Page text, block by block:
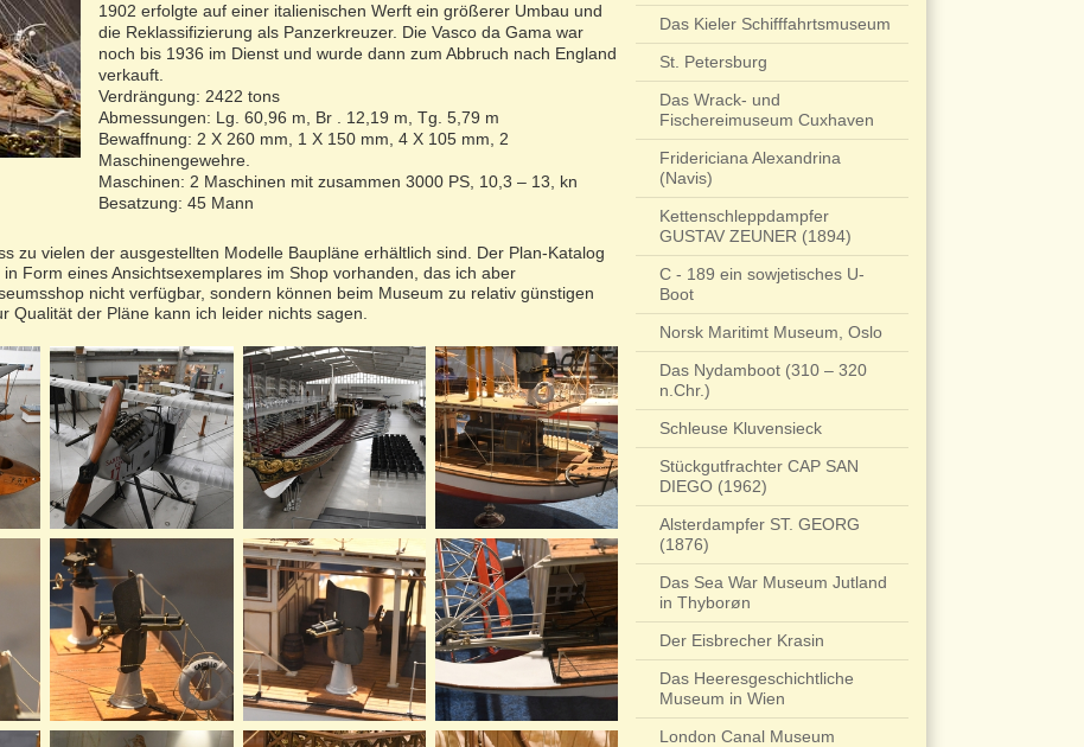
1902 erfolgte auf einer italienischen Werft ein größerer Umbau und
die Reklassifizierung als Panzerkreuzer. Die Vasco da Gama war
noch bis 1936 im Dienst und wurde dann zum Abbruch nach England
verkauft.
Verdrängung: 2422 tons
Abmessungen: Lg. 60,96 m, Br . 12,19 m, Tg. 5,79 m
Bewaffnung: 2 X 260 mm, 1 X 150 mm, 4 X 105 mm, 2
Maschinengewehre.
Maschinen: 2 Maschinen mit zusammen 3000 PS, 10,3 – 13, kn
Besatzung: 45 Mann
zu vielen der ausgestellten Modelle Baupläne erhältlich sind. Der Plan-Katalog
Form eines Ansichtsexemplares im Shop vorhanden, das ich aber
nicht verfügbar, sondern können beim Museum zu relativ günstigen
Qualität der Pläne kann ich leider nichts sagen.
Das Kieler Schifffahrtsmuseum
St. Petersburg
Das Wrack- und
Fischereimuseum Cuxhaven
Fridericiana Alexandrina
(Navis)
Kettenschleppdampfer
GUSTAV ZEUNER (1894)
C - 189 ein sowjetisches U-
Boot
Norsk Maritimt Museum, Oslo
Das Nydamboot (310 – 320
n.Chr.)
Schleuse Kluvensieck
Stückgutfrachter CAP SAN
DIEGO (1962)
Alsterdampfer ST. GEORG
(1876)
Das Sea War Museum Jutland
in Thyborøn
Der Eisbrecher Krasin
Das Heeresgeschichtliche
Museum in Wien
London Canal Museum